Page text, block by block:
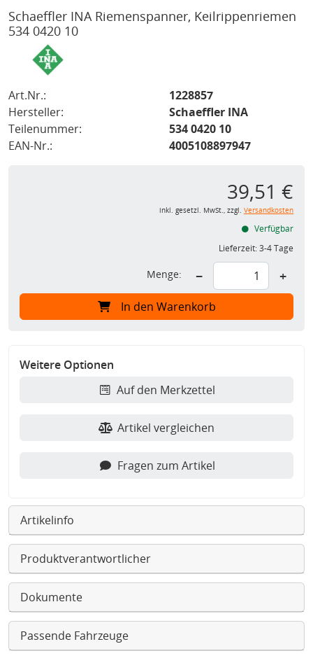
Schaeffler INA Riemenspanner, Keilrippenriemen
534 0420 10
Art.Nr.:
1228857
Hersteller:
Schaeffler INA
Teilenummer:
534 0420 10
EAN-Nr.:
4005108897947
39,51 €
inkl. gesetzl. MwSt., zzgl. Versandkosten
Verfügbar
Lieferzeit:3-4 Tage
Menge: − +
In den Warenkorb
Weitere Optionen
Auf den Merkzettel
Artikel vergleichen
Fragen zum Artikel
Artikelinfo
Produktverantwortlicher
Dokumente
Passende Fahrzeuge